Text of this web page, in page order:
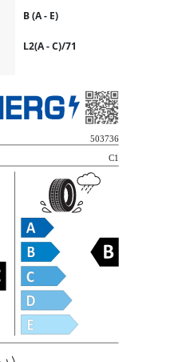
B (A - E)
L2(A - C)/71